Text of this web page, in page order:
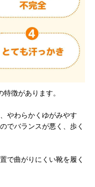
徴があります。
やわらかくゆがみやす
でバランスが悪く、歩く
で曲がりにくい靴を履く